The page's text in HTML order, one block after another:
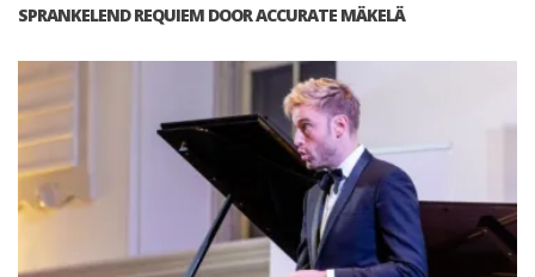
SPRANKELEND REQUIEM DOOR ACCURATE MÄKELÄ